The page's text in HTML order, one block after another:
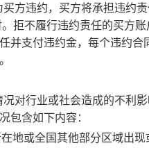
方违约，买方将承担违约
。拒不履行违约责任的买方
并支付违约金，每个违约
对行业或社会造成的不利
包含如下内容：
地或全国其他部分区域出